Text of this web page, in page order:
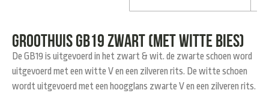
Groothuis GB19 zwart (met witte bies)
De GB19 is uitgevoerd in het zwart & wit. de zwarte schoen word
uitgevoerd met een witte V en een zilveren rits. De witte schoen
wordt uitgevoerd met een hoogglans zwarte V en een zilveren rits.